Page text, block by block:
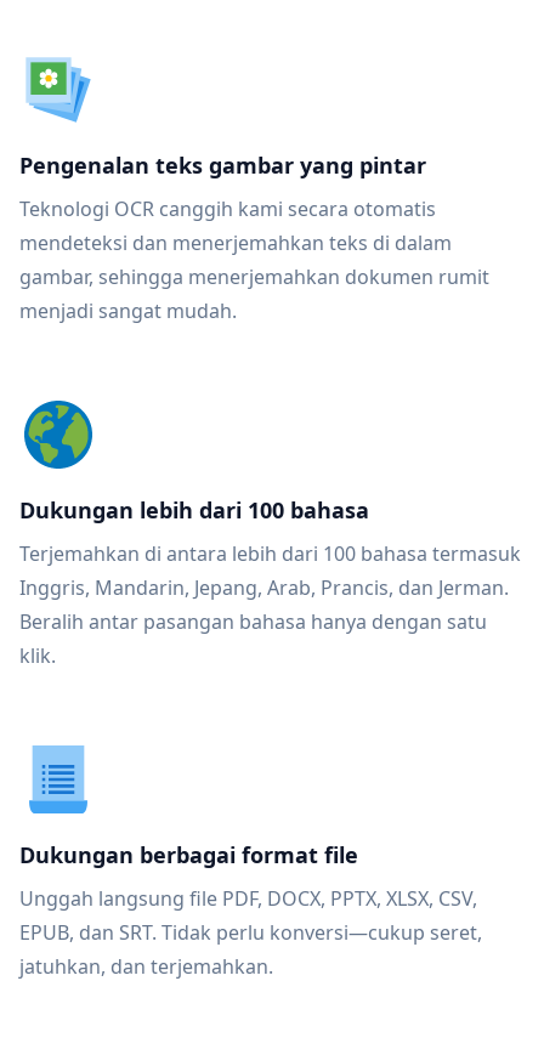
Pengenalan teks gambar yang pintar
Teknologi OCR canggih kami secara otomatis
mendeteksi dan menerjemahkan teks di dalam
gambar, sehingga menerjemahkan dokumen rumit
menjadi sangat mudah.
Dukungan lebih dari 100 bahasa
Terjemahkan di antara lebih dari 100 bahasa termasuk
Inggris, Mandarin, Jepang, Arab, Prancis, dan Jerman.
Beralih antar pasangan bahasa hanya dengan satu
klik.
Dukungan berbagai format file
Unggah langsung file PDF, DOCX, PPTX, XLSX, CSV,
EPUB, dan SRT. Tidak perlu konversi—cukup seret,
jatuhkan, dan terjemahkan.